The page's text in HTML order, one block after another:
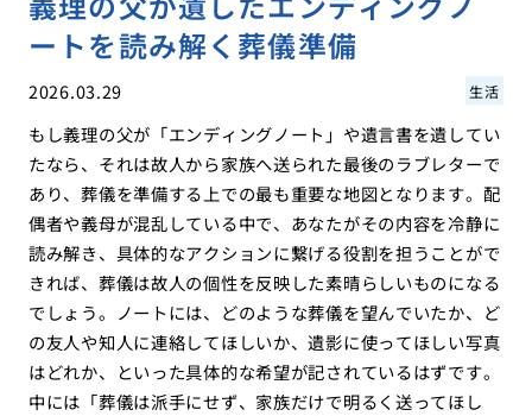
ートを読み解く葬儀準備
2026.03.29 生活
もし義理の父が「エンディングノート」や遺言書を遺してい
たなら、それは故人から家族へ送られた最後のラブレターで
あり、葬儀を準備する上での最も重要な地図となります。配
偶者や義母が混乱している中で、あなたがその内容を冷静に
読み解き、具体的なアクションに繋げる役割を担うことがで
きれば、葬儀は故人の個性を反映した素晴らしいものになる
でしょう。ノートには、どのような葬儀を望んでいたか、ど
の友人や知人に連絡してほしいか、遺影に使ってほしい写真
はどれか、といった具体的な希望が記されているはずです。
中には「葬儀は派手にせず、家族だけで明るく送ってほし